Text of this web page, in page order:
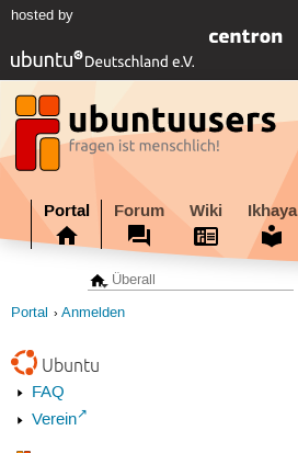
hosted by
Portal Forum Wiki Ikhaya
Portal Anmelden
Ubuntu
FAQ
Verein